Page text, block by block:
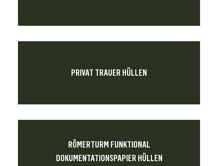
PRIVAT TRAUER HÜLLEN
RÖMERTURM FUNKTIONAL
DOKUMENTATIONSPAPIER HÜLLEN